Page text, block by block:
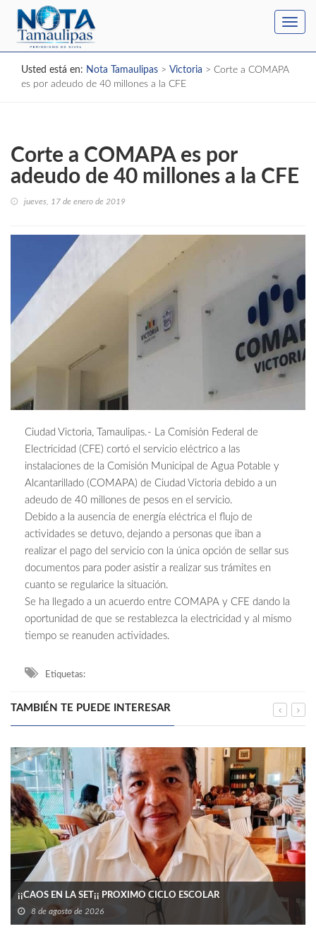
Usted está en: Nota Tamaulipas > Victoria > Corte a COMAPA
es por adeudo de 40 millones a la CFE
Corte a COMAPA es por
adeudo de 40 millones a la CFE
jueves, 17 de enero de 2019
Ciudad Victoria, Tamaulipas.- La Comisión Federal de
Electricidad (CFE) cortó el servicio eléctrico a las
instalaciones de la Comisión Municipal de Agua Potable y
Alcantarillado (COMAPA) de Ciudad Victoria debido a un
adeudo de 40 millones de pesos en el servicio.
Debido a la ausencia de energía eléctrica el flujo de
actividades se detuvo, dejando a personas que iban a
realizar el pago del servicio con la única opción de sellar sus
documentos para poder asistir a realizar sus trámites en
cuanto se regularice la situación.
Se ha llegado a un acuerdo entre COMAPA y CFE dando la
oportunidad de que se restablezca la electricidad y al mismo
tiempo se reanuden actividades.
Etiquetas:
TAMBIÉN TE PUEDE INTERESAR
¡¡CAOS EN LA SET¡¡ PROXIMO CICLO ESCOLAR
8 de agosto de 2026